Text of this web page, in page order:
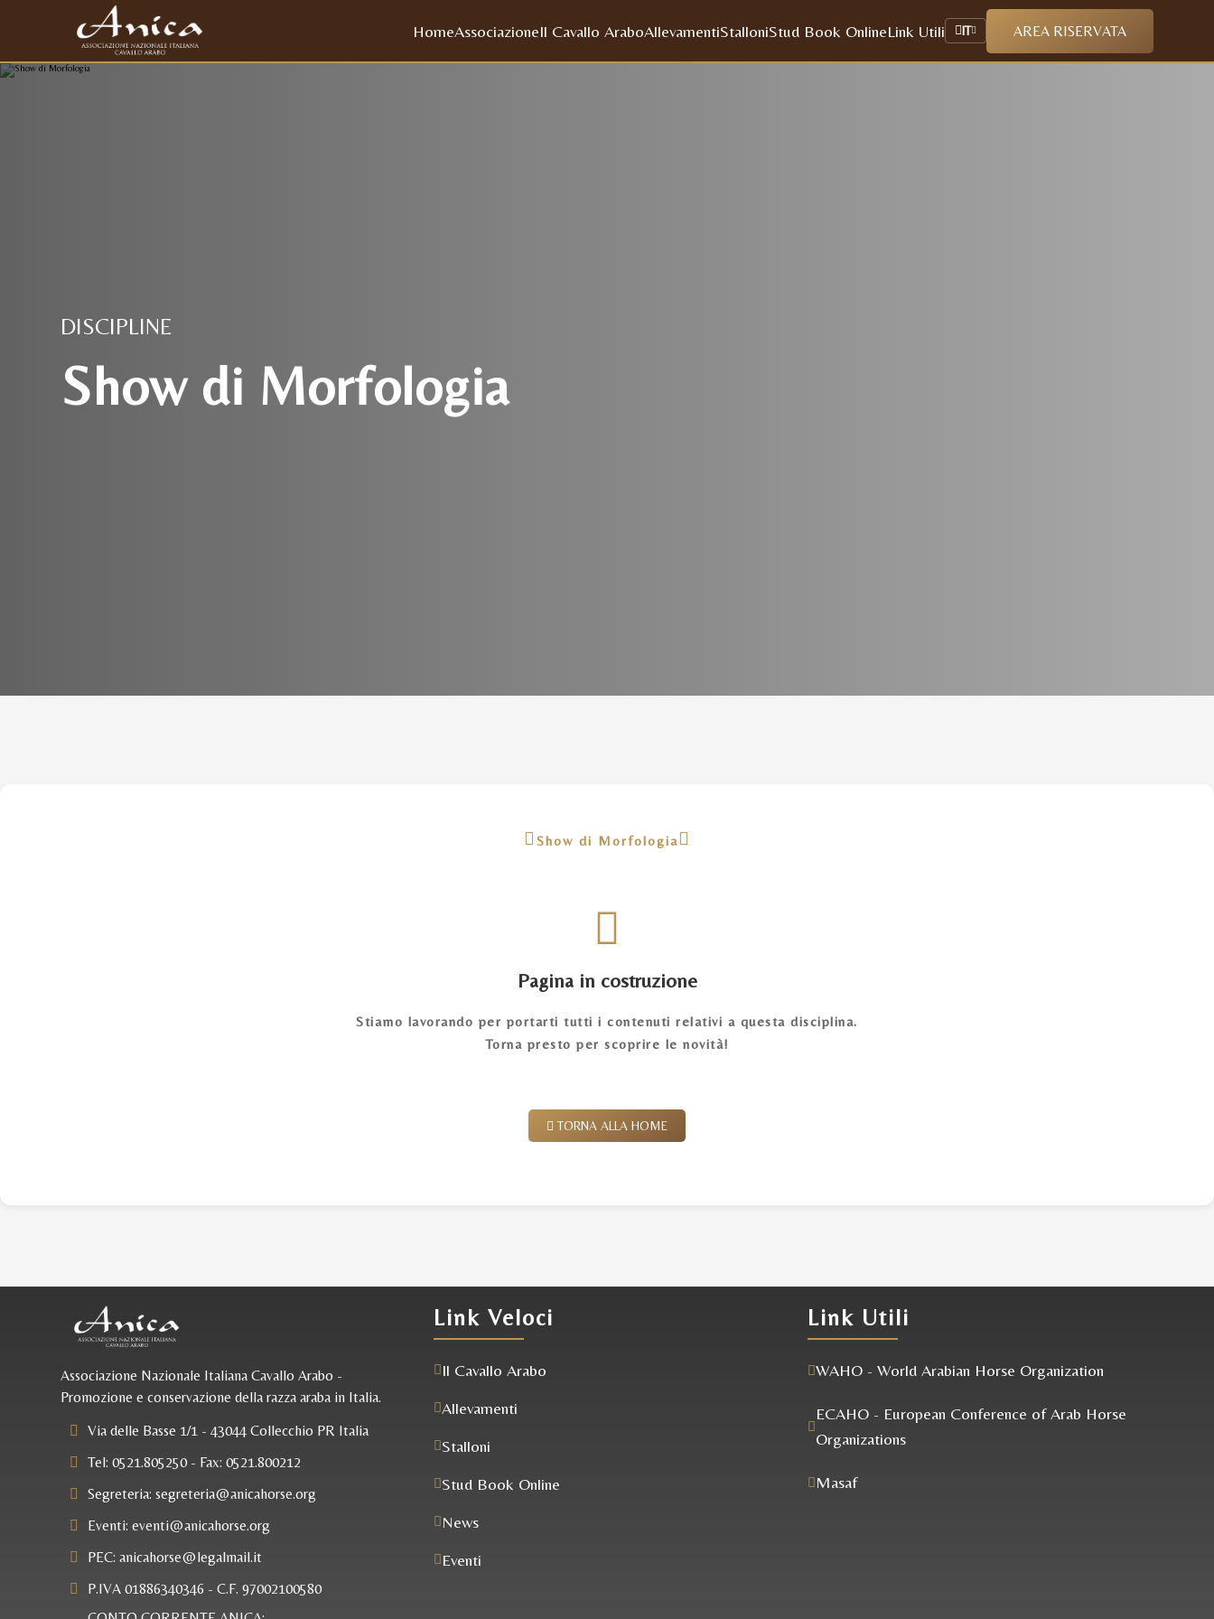
HomeAssociazioneIl Cavallo AraboAllevamentiStalloniStud Book OnlineLink Utili IT AREA RISERVATA
DISCIPLINE
Show di Morfologia
Show di Morfologia
Pagina in costruzione
Stiamo lavorando per portarti tutti i contenuti relativi a questa disciplina.
Torna presto per scoprire le novità!
TORNA ALLA HOME
Associazione Nazionale Italiana Cavallo Arabo -
Promozione e conservazione della razza araba in Italia.
Via delle Basse 1/1 - 43044 Collecchio PR Italia
Tel: 0521.805250 - Fax: 0521.800212
Segreteria:segreteria@anicahorse.org
Eventi:eventi@anicahorse.org
PEC:anicahorse@legalmail.it
P.IVA 01886340346 - C.F. 97002100580
Link Veloci
Il Cavallo Arabo
Allevamenti
Stalloni
Stud Book Online
News
Eventi
Link Utili
WAHO - World Arabian Horse Organization
ECAHO - European Conference of Arab Horse
Organizations
Masaf